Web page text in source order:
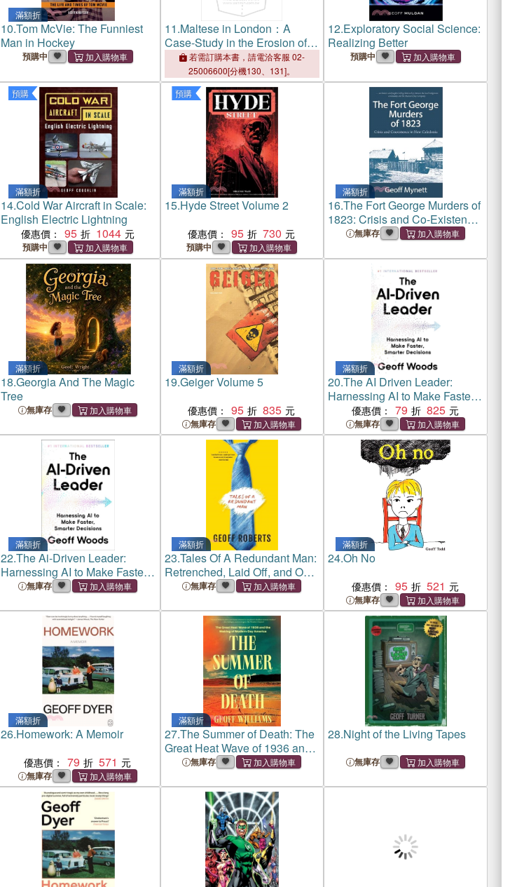
滿額折
10.Tom McVie: The Funniest
Man in Hockey
預購中
11.Maltese in London：A
Case-Study in the Erosion of
Ethnic Consciousness
若需訂購本書，請電洽客服 02-
25006600[分機130、131]。
12.Exploratory Social Science:
Realizing Better
預購中
預購
滿額折
14.Cold War Aircraft in Scale:
English Electric Lightning
優惠價： 95 1044
預購中
預購
滿額折
15.Hyde Street Volume 2
優惠價： 95 730
預購中
滿額折
16.The Fort George Murders of
1823: Crisis and Co-Existence
in New Caledonia
無庫存
滿額折
18.Georgia And The Magic
Tree
無庫存
滿額折
19.Geiger Volume 5
優惠價： 95 835
無庫存
滿額折
20.The AI Driven Leader:
Harnessing AI to Make Faster,
Smarter Decisions
優惠價： 79 825
無庫存
滿額折
22.The Ai-Driven Leader:
Harnessing AI to Make Faster,
Smarter Decisions
無庫存
滿額折
23.Tales Of A Redundant Man:
Retrenched, Laid Off, and Out
Of Work. An Humorous Tale Of
無庫存
滿額折
24.Oh No
優惠價： 95 521
無庫存
滿額折
26.Homework: A Memoir
優惠價： 79 571
無庫存
滿額折
27.The Summer of Death: The
Great Heat Wave of 1936 and
the Making of Modern-Day
無庫存
28.Night of the Living Tapes
無庫存